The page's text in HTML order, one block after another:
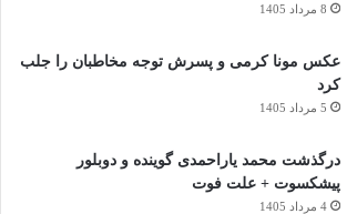
8 مرداد 1405
عکس مونا کرمی و پسرش توجه مخاطبان را جلب
کرد
5 مرداد 1405
درگذشت محمد یاراحمدی گوینده و دوبلور
پیشکسوت + علت فوت
4 مرداد 1405